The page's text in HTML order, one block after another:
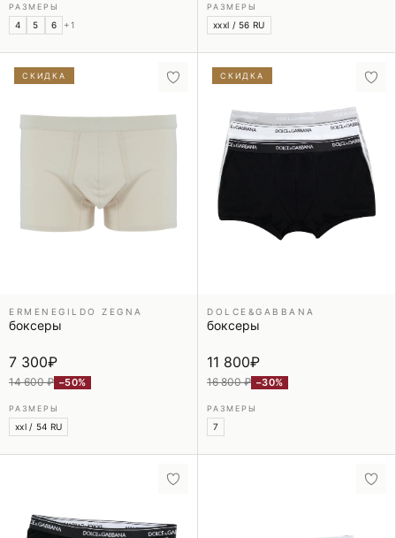
РАЗМЕРЫ
4 5 6 +1
РАЗМЕРЫ
xxxl / 56 RU
СКИДКА
ERMENEGILDO ZEGNA
боксеры
7 300₽
14 600 ₽ −50%
РАЗМЕРЫ
xxl / 54 RU
СКИДКА
DOLCE&GABBANA
боксеры
11 800₽
16 800 ₽ −30%
РАЗМЕРЫ
7